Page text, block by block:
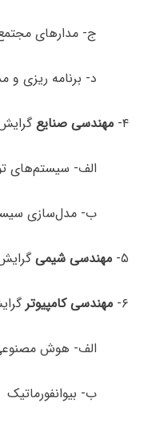
ج- مدارهای
د- برنامه ریزی
۴- مهندسی صنایع
الف- سیستم‌های
ب- مدل‌سازی
۵- مهندسی شیمی
۶- مهندسی کامپیوتر
الف- هوش مصنوعی
ب- بیوانفورماتیک